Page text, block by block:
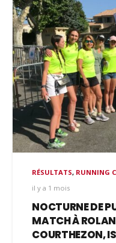
RÉSULTATS, RUNNING
il y a 1 mois
NOCTURNE DE
MATCH À
COURTHEZON,